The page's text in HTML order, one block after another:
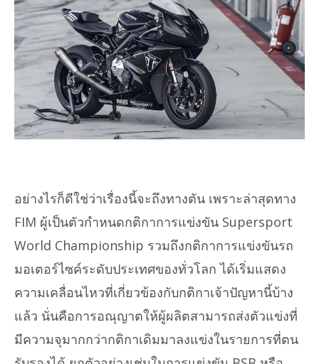
อย่างไรก็ดีใช่ว่าเรื่องนี้จะถึงทางตัน เพราะล่าสุดทาง
FIM ผู้เป็นตัวกำหนดกติกาการแข่งขัน Supersport
World Championship รวมถึงกติกาการแข่งขันรถ
มอเตอร์ไซค์ระดับประเทศของทั่วโลก ได้เริ่มแสดง
ความเคลื่อนไหวที่เกี่ยวข้องกับกติกาเจ้าปัญหานี้บ้าง
แล้ว นั่นคือการอณุญาตให้ผู้ผลิตสามารถส่งตัวแข่งที่
มีความจุมากกว่ากติกาเดิมมาลงแข่งในรายการที่ตน